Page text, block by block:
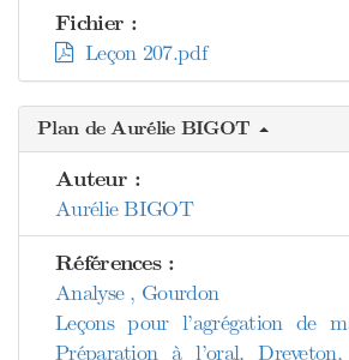
Fichier :
Leçon 207.pdf
Plan de Aurélie BIGOT
Auteur :
Aurélie BIGOT
Références :
Analyse , Gourdon
Leçons pour l’agrégation de
Préparation à l’oral,